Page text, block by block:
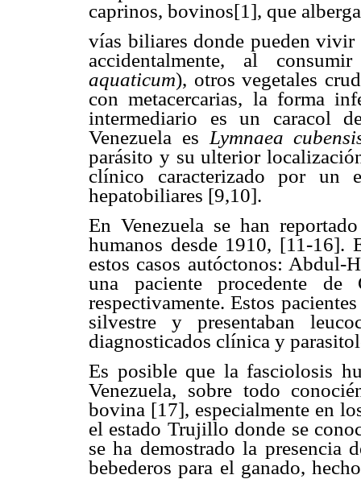
caprinos, bovinos[1], que
vías biliares donde pueden
accidentalmente, al
aquaticum), otros vegetales
con metacercarias, la forma
intermediario es un caracol
Venezuela es Lymnaea
parásito y su ulterior
clínico caracterizado por un
hepatobiliares [9,10].
En Venezuela se han
humanos desde 1910, [11-16].
estos casos autóctonos:
una paciente procedente
respectivamente. Estos
silvestre y presentaban
diagnosticados clínica y
Es posible que la fasciolosis
Venezuela, sobre todo
bovina [17], especialmente en
el estado Trujillo donde se
se ha demostrado la presencia
bebederos para el ganado,